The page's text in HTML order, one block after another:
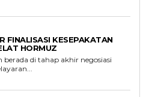
FINALISASI KESEPAKATAN
HORMUZ
berada di tahap akhir negosiasi